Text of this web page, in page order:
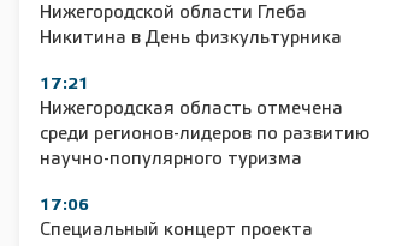
Нижегородской области Глеба
Никитина в День физкультурника
17:21
Нижегородская область отмечена
среди регионов-лидеров по развитию
научно-популярного туризма
17:06
Специальный концерт проекта